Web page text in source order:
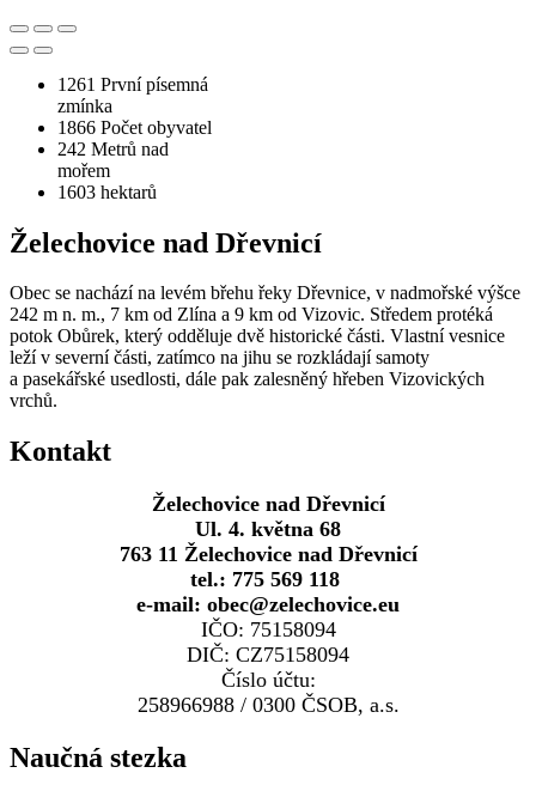
1261 První písemná
zmínka
1866 Počet obyvatel
242 Metrů nad
mořem
1603 hektarů
Želechovice nad Dřevnicí
Obec se nachází na levém břehu řeky Dřevnice, v nadmořské výšce
242 m n. m., 7 km od Zlína a 9 km od Vizovic. Středem protéká
potok Obůrek, který odděluje dvě historické části. Vlastní vesnice
leží v severní části, zatímco na jihu se rozkládají samoty
a pasekářské usedlosti, dále pak zalesněný hřeben Vizovických
vrchů.
Kontakt
Želechovice nad Dřevnicí
Ul. 4. května 68
763 11 Želechovice nad Dřevnicí
tel.: 775 569 118
e-mail: obec@zelechovice.eu
IČO: 75158094
DIČ: CZ75158094
Číslo účtu:
258966988 / 0300 ČSOB, a.s.
Naučná stezka